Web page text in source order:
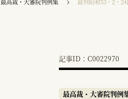
最高裁・大審院判例集 最判昭和53・2・
記事ID：C0022970
最高裁・大審院判例